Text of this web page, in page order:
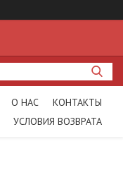
О НАС
КОНТАКТЫ
УСЛОВИЯ ВОЗВРАТА